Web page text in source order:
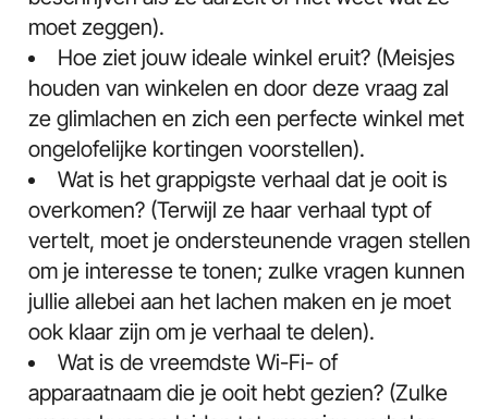
moet zeggen).
Hoe ziet jouw ideale winkel eruit? (Meisjes
houden van winkelen en door deze vraag zal
ze glimlachen en zich een perfecte winkel met
ongelofelijke kortingen voorstellen).
Wat is het grappigste verhaal dat je ooit is
overkomen? (Terwijl ze haar verhaal typt of
vertelt, moet je ondersteunende vragen stellen
om je interesse te tonen; zulke vragen kunnen
jullie allebei aan het lachen maken en je moet
ook klaar zijn om je verhaal te delen).
Wat is de vreemdste Wi-Fi- of
apparaatnaam die je ooit hebt gezien? (Zulke